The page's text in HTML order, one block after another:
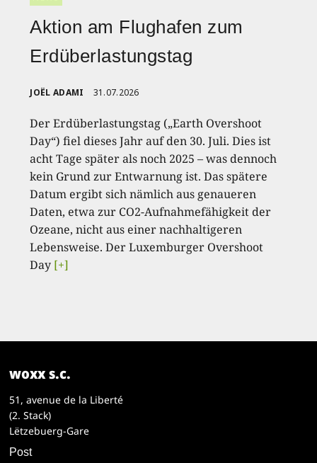
Aktion am Flughafen zum
Erdüberlastungstag
JOËL ADAMI 31.07.2026
Der Erdüberlastungstag („Earth Overshoot
Day“) fiel dieses Jahr auf den 30. Juli. Dies ist
acht Tage später als noch 2025 – was dennoch
kein Grund zur Entwarnung ist. Das spätere
Datum ergibt sich nämlich aus genaueren
Daten, etwa zur CO2-Aufnahmefähigkeit der
Ozeane, nicht aus einer nachhaltigeren
Lebensweise. Der Luxemburger Overshoot
Day [+]
woxx s.c.
51, avenue de la Liberté
(2. Stack)
Lëtzebuerg-Gare
Post